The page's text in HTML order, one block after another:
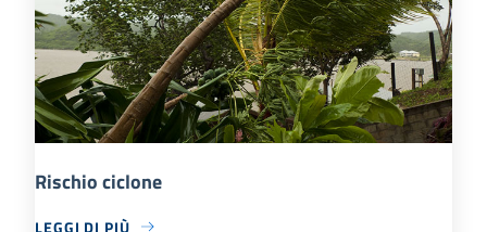
Rischio ciclone
LEGGI DI PIÙ